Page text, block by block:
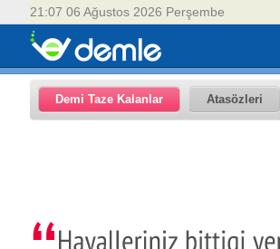
21:07 06 Ağustos 2026 Perşembe
Demi Taze Kalanlar Atasözleri